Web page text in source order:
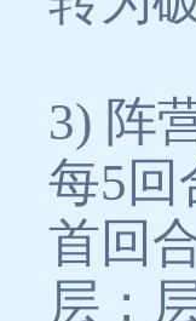
3) 阵
每5回
首回
层；